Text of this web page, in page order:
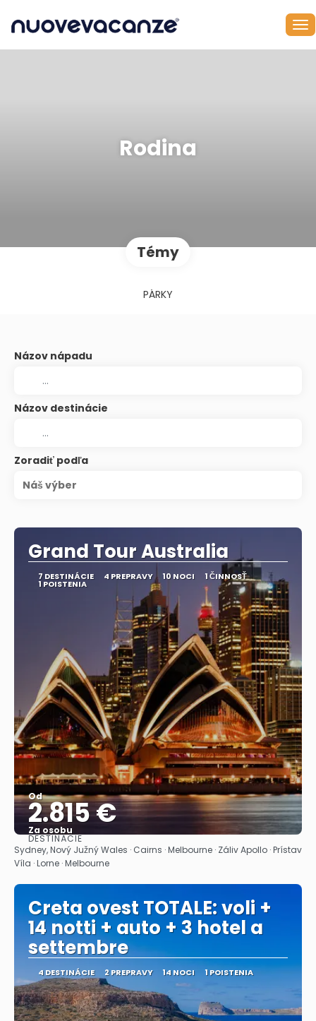
Rodina
Témy
PÁRKY
Názov nápadu
Názov destinácie
Zoradiť podľa
Náš výber
Grand Tour Australia
7 DESTINÁCIE 4 PREPRAVY 10 NOCI 1 ČINNOSŤ
1 POISTENIA
Od
2.815 €
Za osobu
Pozrieť sa
DESTINÁCIE
Sydney, Nový Južný Wales · Cairns · Melbourne · Záliv Apollo · Prístav
Víla · Lorne · Melbourne
Creta ovest TOTALE: voli +
14 notti + auto + 3 hotel a
settembre
4 DESTINÁCIE 2 PREPRAVY 14 NOCI 1 POISTENIA